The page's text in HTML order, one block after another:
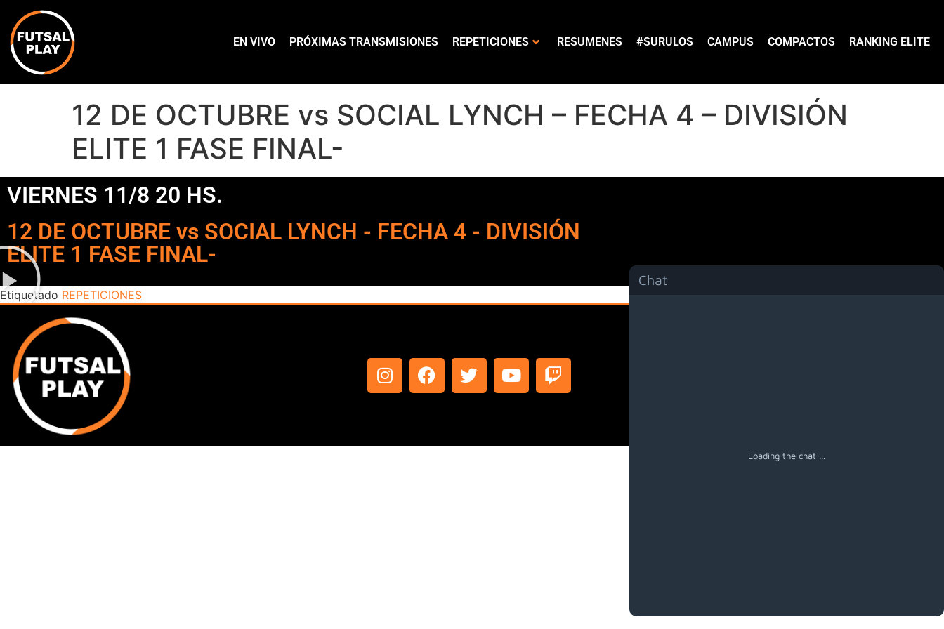
EN VIVO PRÓXIMAS TRANSMISIONES REPETICIONES RESUMENES #SURULOS CAMPUS COMPACTOS RANKING ELITE
12 DE OCTUBRE vs SOCIAL LYNCH – FECHA 4 – DIVISIÓN
ELITE 1 FASE FINAL-
VIERNES 11/8 20 HS.
12 DE OCTUBRE vs SOCIAL LYNCH - FECHA 4 - DIVISIÓN
ELITE 1 FASE FINAL-
Chat
Loading the chat ...
Etiquetado REPETICIONES